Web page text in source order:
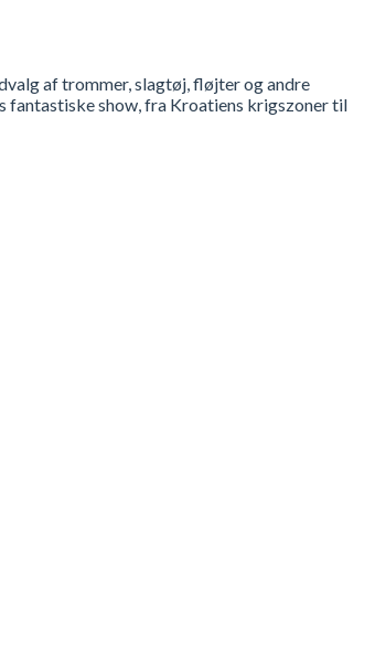
af trommer, slagtøj, fløjter og andre
fantastiske show, fra Kroatiens krigszoner til